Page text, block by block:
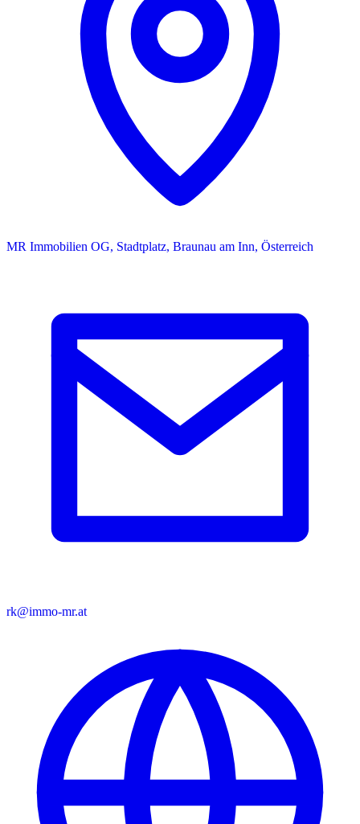
MR Immobilien OG, Stadtplatz, Braunau am Inn, Österreich
rk@immo-mr.at